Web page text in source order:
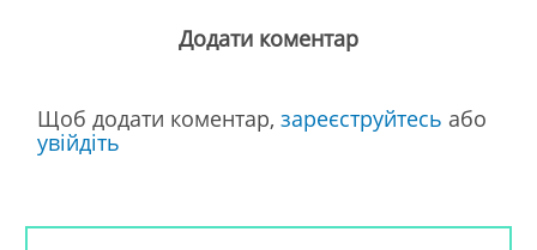
Додати коментар
Щоб додати коментар, зареєструйтесь або
увійдіть